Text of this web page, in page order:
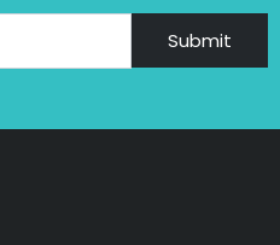
Submit